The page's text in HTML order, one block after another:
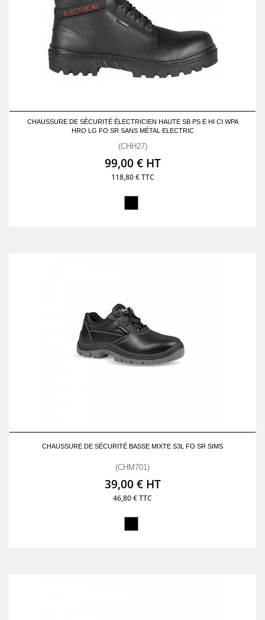
CHAUSSURE DE SÉCURITÉ ÉLECTRICIEN HAUTE SB PS E HI CI WPA
HRO LG FO SR SANS MÉTAL ELECTRIC
(CHH27)
99,00 € HT
118,80 € TTC
CHAUSSURE DE SÉCURITÉ BASSE MIXTE S3L FO SR SIMS
(CHM701)
39,00 € HT
46,80 € TTC